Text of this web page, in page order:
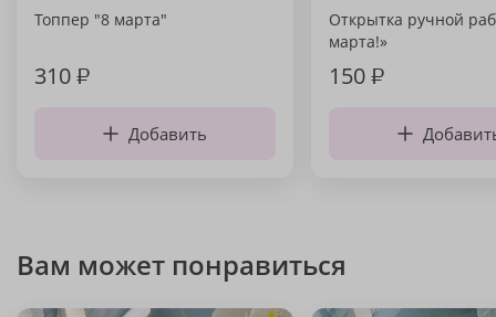
Топпер "8 марта"
310₽
Добавить
Открытка ручной
марта!»
150₽
Вам может понравиться